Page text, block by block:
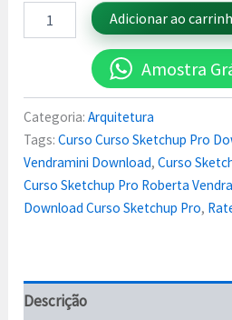
Adicionar ao
Amostra
Categoria:Arquitetura
Tags:Curso Curso Sketchup Pro
Vendramini Download,Curso
Curso Sketchup Pro Roberta
Download Curso Sketchup Pro,
Descrição